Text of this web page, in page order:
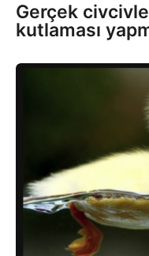
Gerçek
kutlaması